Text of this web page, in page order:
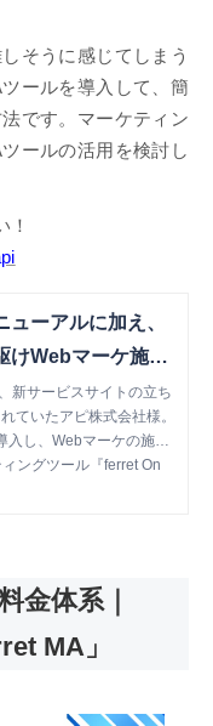
そうに感じてしまう
ールを導入して、簡
です。マーケティン
ールの活用を検討し
！
ューアルに加え、
けWebマーケ施策
ヶ月で80件の問い
得！
新サービスサイトの立ち
ていたアピ株式会社様。
入し、Webマーケの施策
たことで80件のお問い
の決め手や今後の取り組
ングツール『ferret On
金体系｜
MA」